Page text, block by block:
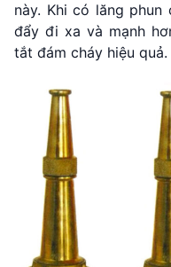
này. Khi có lăng
đẩy đi xa và mạnh
tắt đám cháy hiệu quả.